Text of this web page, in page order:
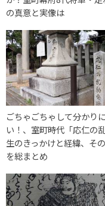
の真意と実像は
ごちゃごちゃして分かり
い！、室町時代「応仁の
生のきっかけと経緯、そ
を総まとめ